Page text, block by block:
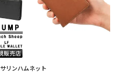
リンハムネット